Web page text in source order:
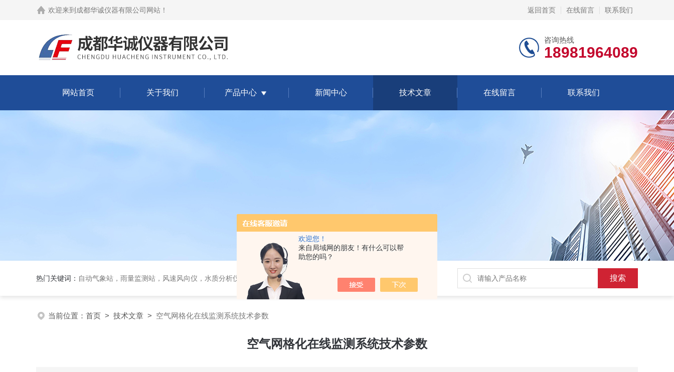
欢迎您！
来自局域网的朋友！有什么可以帮
助您的吗？
欢迎来到 成都华诚仪器有限公司网站 ！ 返回首页 在线留言 联系我们
咨询热线
18981964089
网站首页 关于我们 产品中心 新闻中心 技术文章 在线留言 联系我们
热门关键词： 自动气象站，雨量监测站，风速风向仪，水质分析仪，气体分析报警器，
当前位置： 首页 > 技术文章 > 空气网格化在线监测系统技术参数
空气网格化在线监测系统技术参数